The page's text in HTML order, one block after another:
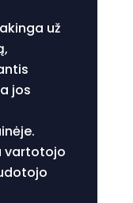
už
jos
vartotojo